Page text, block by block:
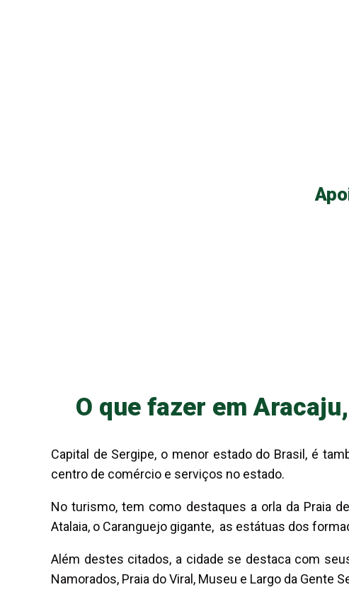
O que fazer em
Capital de Sergipe, o menor estado do Brasil, é
centro de comércio e serviços no estado.
No turismo, tem como destaques a orla da Praia
Atalaia, o Caranguejo gigante, as estátuas dos
Além destes citados, a cidade se destaca com
Namorados, Praia do Viral, Museu e Largo da Gente